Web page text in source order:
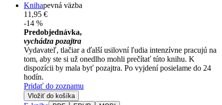
Knihapevná väzba
11,95 €
-14 %
Predobjednávka,
vychádza pozajtra
Vydavateľ, tlačiar a ďalší usilovní ľudia intenzívne pracujú na
tom, aby ste si už onedlho mohli prečítať túto knihu. K
dispozícii by mala byť pozajtra. Po vyjdení posielame do 24
hodín.
Pridať do zoznamu
Vložiť do košíka